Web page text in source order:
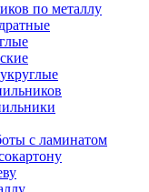
по металлу
с ламинатом